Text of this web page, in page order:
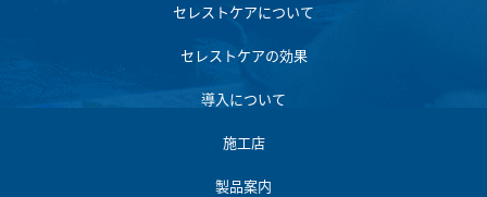
セレストケアについて
セレストケアの効果
導入について
施工店
製品案内